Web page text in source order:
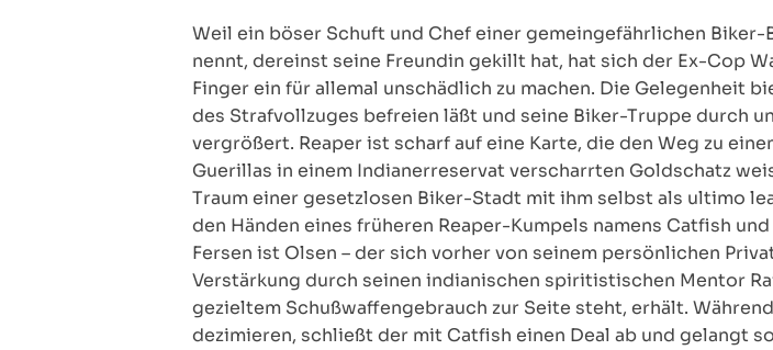
Weil ein böser Schuft und Chef einer gemeingefährlichen
nennt, dereinst seine Freundin gekillt hat, hat sich der Ex-Cop
Finger ein für allemal unschädlich zu machen. Die Gelegenheit
des Strafvollzuges befreien läßt und seine Biker-Truppe durch
vergrößert. Reaper ist scharf auf eine Karte, die den Weg zu
Guerillas in einem Indianerreservat verscharrten Goldschatz
Traum einer gesetzlosen Biker-Stadt mit ihm selbst als ultimo
den Händen eines früheren Reaper-Kumpels namens Catfish
Fersen ist Olsen – der sich vorher von seinem persönlichen
Verstärkung durch seinen indianischen spiritistischen Mentor
gezieltem Schußwaffengebrauch zur Seite steht, erhält.
dezimieren, schließt der mit Catfish einen Deal ab und gelangt